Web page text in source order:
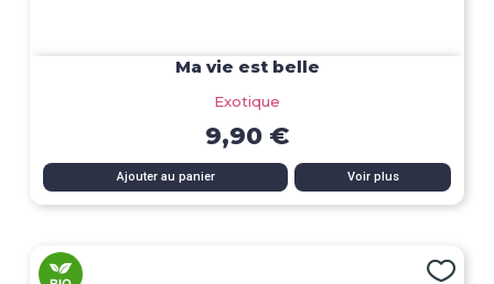
Ma vie est belle
Exotique
9,90 €
Ajouter au panier Voir plus